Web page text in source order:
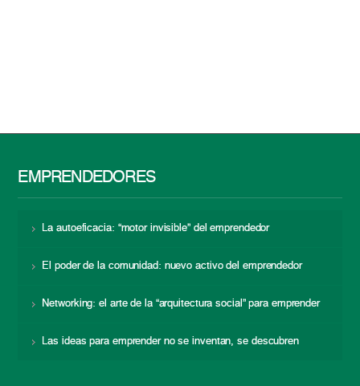
EMPRENDEDORES
La autoeficacia: “motor invisible” del emprendedor
El poder de la comunidad: nuevo activo del emprendedor
Networking: el arte de la “arquitectura social” para emprender
Las ideas para emprender no se inventan, se descubren